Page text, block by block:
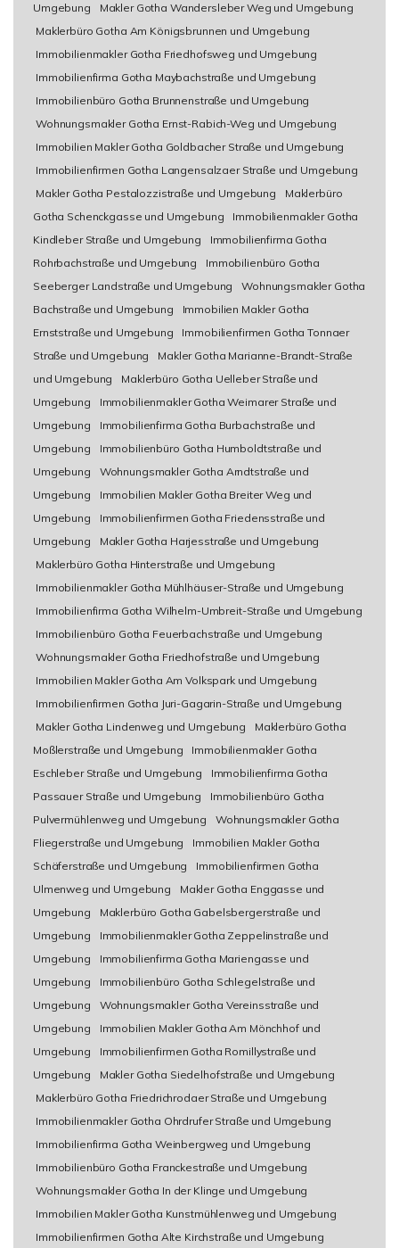
Umgebung
Makler Gotha Wandersleber Weg und Umgebung
Maklerbüro Gotha Am Königsbrunnen und Umgebung
Immobilienmakler Gotha Friedhofsweg und Umgebung
Immobilienfirma Gotha Maybachstraße und Umgebung
Immobilienbüro Gotha Brunnenstraße und Umgebung
Wohnungsmakler Gotha Ernst-Rabich-Weg und Umgebung
Immobilien Makler Gotha Goldbacher Straße und Umgebung
Immobilienfirmen Gotha Langensalzaer Straße und Umgebung
Makler Gotha Pestalozzistraße und Umgebung
Maklerbüro
Gotha Schenckgasse und Umgebung
Immobilienmakler Gotha
Kindleber Straße und Umgebung
Immobilienfirma Gotha
Rohrbachstraße und Umgebung
Immobilienbüro Gotha
Seeberger Landstraße und Umgebung
Wohnungsmakler Gotha
Bachstraße und Umgebung
Immobilien Makler Gotha
Ernststraße und Umgebung
Immobilienfirmen Gotha Tonnaer
Straße und Umgebung
Makler Gotha Marianne-Brandt-Straße
und Umgebung
Maklerbüro Gotha Uelleber Straße und
Umgebung
Immobilienmakler Gotha Weimarer Straße und
Umgebung
Immobilienfirma Gotha Burbachstraße und
Umgebung
Immobilienbüro Gotha Humboldtstraße und
Umgebung
Wohnungsmakler Gotha Arndtstraße und
Umgebung
Immobilien Makler Gotha Breiter Weg und
Umgebung
Immobilienfirmen Gotha Friedensstraße und
Umgebung
Makler Gotha Harjesstraße und Umgebung
Maklerbüro Gotha Hinterstraße und Umgebung
Immobilienmakler Gotha Mühlhäuser-Straße und Umgebung
Immobilienfirma Gotha Wilhelm-Umbreit-Straße und Umgebung
Immobilienbüro Gotha Feuerbachstraße und Umgebung
Wohnungsmakler Gotha Friedhofstraße und Umgebung
Immobilien Makler Gotha Am Volkspark und Umgebung
Immobilienfirmen Gotha Juri-Gagarin-Straße und Umgebung
Makler Gotha Lindenweg und Umgebung
Maklerbüro Gotha
Moßlerstraße und Umgebung
Immobilienmakler Gotha
Eschleber Straße und Umgebung
Immobilienfirma Gotha
Passauer Straße und Umgebung
Immobilienbüro Gotha
Pulvermühlenweg und Umgebung
Wohnungsmakler Gotha
Fliegerstraße und Umgebung
Immobilien Makler Gotha
Schäferstraße und Umgebung
Immobilienfirmen Gotha
Ulmenweg und Umgebung
Makler Gotha Enggasse und
Umgebung
Maklerbüro Gotha Gabelsbergerstraße und
Umgebung
Immobilienmakler Gotha Zeppelinstraße und
Umgebung
Immobilienfirma Gotha Mariengasse und
Umgebung
Immobilienbüro Gotha Schlegelstraße und
Umgebung
Wohnungsmakler Gotha Vereinsstraße und
Umgebung
Immobilien Makler Gotha Am Mönchhof und
Umgebung
Immobilienfirmen Gotha Romillystraße und
Umgebung
Makler Gotha Siedelhofstraße und Umgebung
Maklerbüro Gotha Friedrichrodaer Straße und Umgebung
Immobilienmakler Gotha Ohrdrufer Straße und Umgebung
Immobilienfirma Gotha Weinbergweg und Umgebung
Immobilienbüro Gotha Franckestraße und Umgebung
Wohnungsmakler Gotha In der Klinge und Umgebung
Immobilien Makler Gotha Kunstmühlenweg und Umgebung
Immobilienfirmen Gotha Alte Kirchstraße und Umgebung